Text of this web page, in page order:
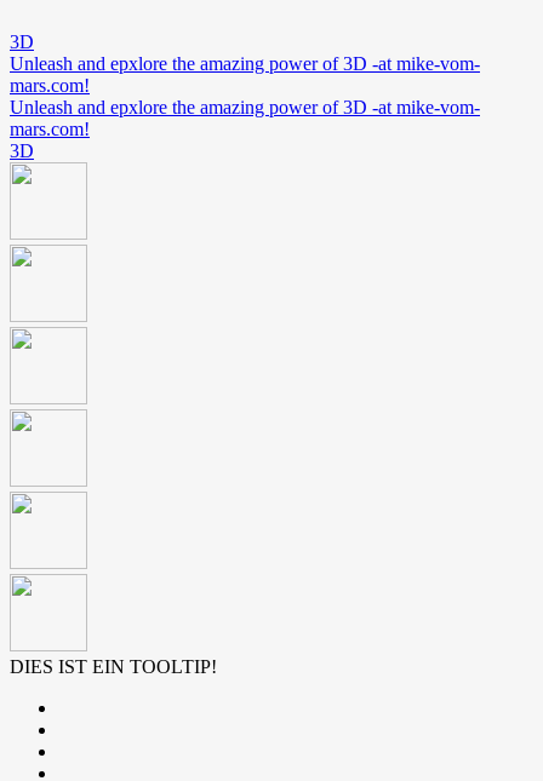
3D
Unleash and epxlore the amazing power of 3D -at mike-vom-
mars.com!
Unleash and epxlore the amazing power of 3D -at mike-vom-
mars.com!
3D
DIES IST EIN TOOLTIP!